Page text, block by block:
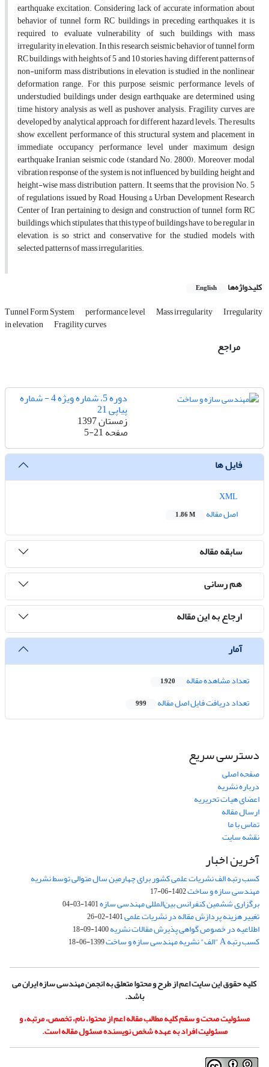
earthquake excitation. Considering lack of accurate information about
behavior of tunnel form RC buildings in preceding earthquakes, it is
required to evaluate vulnerability of such buildings with mass
irregularity in elevation. In this research, seismic behavior of tunnel form
RC buildings with heights of 5 and 10 stories, having different patterns of
non-uniform mass distributions in elevation is studied in the nonlinear
deformation range. For this purpose, seismic performance levels of
understudied buildings under design earthquake are determined using
time history analysis as well as pushover analysis. Fragility curves are
developed by analytical approach for different hazard levels. The results
show excellent performance of this structural system and placement in
immediate occupancy performance level under maximum design
earthquake Iranian seismic code (standard No. 2800). Moreover, modal
vibration response of the system is not influenced by building height and
height-wise mass distribution pattern. It seems that the provision No. 5
of regulations issued by Road, Housing & Urban Development Research
Center of Iran pertaining to design and construction of tunnel form RC
buildings, which stipulates that this type of buildings have to be regular in
elevation, is so strict and conservative for the studied models with
selected patterns of mass irregularities.
کلیدواژه‌ها English
Tunnel Form System performance level Mass irregularity Irregularity
in elevation Fragility curves
مراجع
دوره 5، شماره ویژه 4 - شماره
پیاپی 21
زمستان 1397
صفحه5-21
فایل ها
اصل مقاله
1.86 M
سابقه مقاله
هم رسانی
ارجاع به این مقاله
آمار
تعداد مشاهده مقاله 1,920
تعداد دریافت فایل اصل مقاله 999
دسترسی سریع
صفحه اصلی
درباره نشریه
اعضای هیات تحریریه
ارسال مقاله
تماس با ما
نقشه سایت
آخرین اخبار
کسب رتبه الف نشریات علمی کشور برای چهارمین سال متوالی توسط نشریه
مهندسی سازه و ساخت1402-06-17
برگزاری ششمین کنفرانس بین‌المللی مهندسی سازه1401-03-04
تغییر هزینه پردازش مقاله در نشریات علمی1401-02-26
اطلاعیه در خصوص گواهی پذیرش مقالات نشریه1400-09-18
کسب رتبه A "الف" نشریه مهندسی سازه و ساخت 1399-06-18
کلیه حقوق این سایت اعم از طرح و محتوا متعلق به انجمن مهندسی سازه ایران می
باشد.
مسئولیت صحت و سقم کلیه مطالب مقاله اعم از محتوا، نام، تخصص، مرتبه، و
مسئولیت افراد به عهده شخص نویسنده مسئول مقاله است.